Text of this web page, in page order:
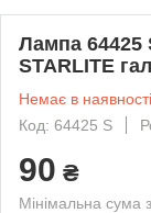
Лампа 64425
STARLITE
Немає в наявності
Код: 64425 S
90 ₴
Мінімальна сума